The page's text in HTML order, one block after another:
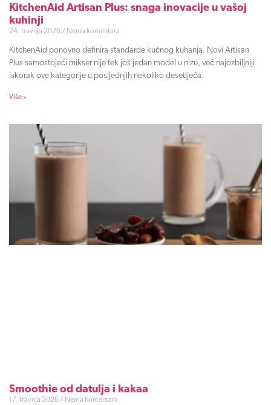
KitchenAid Artisan Plus: snaga inovacije u vašoj
kuhinji
24. travnja 2026 Nema komentara
KitchenAid ponovno definira standarde kućnog kuhanja. Novi Artisan
Plus samostojeći mikser nije tek još jedan model u nizu, već najozbiljniji
iskorak ove kategorije u posljednjih nekoliko desetljeća.
Više »
Smoothie od datulja i kakaa
17. travnja 2026 Nema komentara